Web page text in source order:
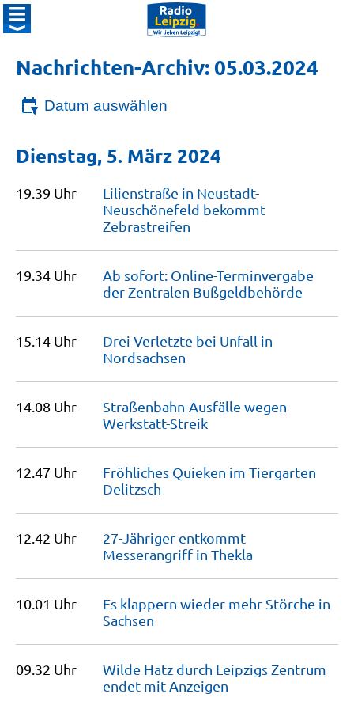
Nachrichten-Archiv: 05.03.2024
Datum auswählen
Dienstag, 5. März 2024
19.39 Uhr
Lilienstraße in Neustadt-
Neuschönefeld bekommt
Zebrastreifen
19.34 Uhr
Ab sofort: Online-Terminvergabe
der Zentralen Bußgeldbehörde
15.14 Uhr
Drei Verletzte bei Unfall in
Nordsachsen
14.08 Uhr
Straßenbahn-Ausfälle wegen
Werkstatt-Streik
12.47 Uhr
Fröhliches Quieken im Tiergarten
Delitzsch
12.42 Uhr
27-Jähriger entkommt
Messerangriff in Thekla
10.01 Uhr
Es klappern wieder mehr Störche in
Sachsen
09.32 Uhr
Wilde Hatz durch Leipzigs Zentrum
endet mit Anzeigen